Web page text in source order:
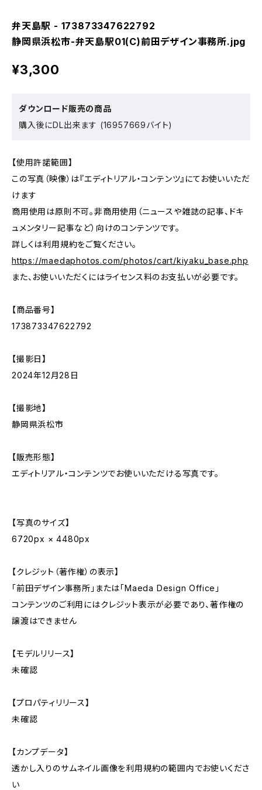
弁天島駅 - 173873347622792
静岡県浜松市-弁天島駅01(C)前田デザイン事務所.jpg
¥3,300
ダウンロード販売の商品
購入後にDL出来ます (16957669バイト)
【使用許諾範囲】
この写真（映像）は『エディトリアル・コンテンツ』にてお使いいただ
けます
商用使用は原則不可。非商用使用（ニュースや雑誌の記事、ドキ
ュメンタリー記事など）向けのコンテンツです。
詳しくは利用規約をご覧ください。
https://maedaphotos.com/photos/cart/kiyaku_base.php
また、お使いいただくにはライセンス料のお支払いが必要です。
【商品番号】
173873347622792
【撮影日】
2024年12月28日
【撮影地】
静岡県浜松市
【販売形態】
エディトリアル・コンテンツでお使いいただける写真です。
【写真のサイズ】
6720px × 4480px
【クレジット（著作権）の表示】
「前田デザイン事務所」または「Maeda Design Office」
コンテンツのご利用にはクレジット表示が必要であり、著作権の
譲渡はできません
【モデルリリース】
未確認
【プロパティリリース】
未確認
【カンプデータ】
透かし入りのサムネイル画像を利用規約の範囲内でお使いくださ
い